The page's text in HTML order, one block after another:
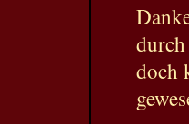
doch